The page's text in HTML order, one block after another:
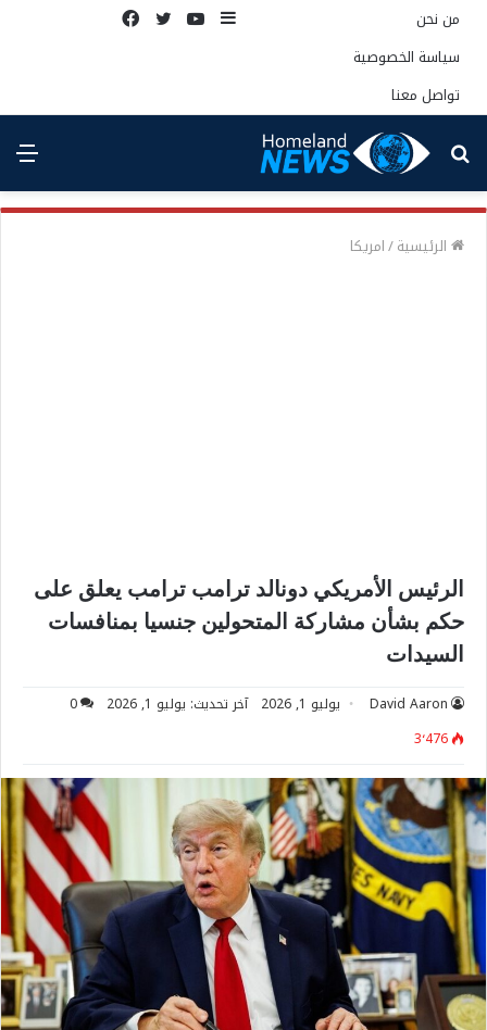
من نحن
سياسة الخصوصية
تواصل معنا
إضافة يوتيوبتويتر
بحث
عن
الرئيسية/امريكا
الرئيس الأمريكي دونالد ترامب ترامب يعلق على
حكم بشأن مشاركة المتحولين جنسيا بمنافسات
السيدات
David Aaron يوليو 1, 2026 آخر تحديث: يوليو 1, 2026
0
3٬476